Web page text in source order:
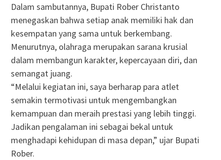
Dalam sambutannya, Bupati Rober Christanto
menegaskan bahwa setiap anak memiliki hak dan
kesempatan yang sama untuk berkembang.
Menurutnya, olahraga merupakan sarana krusial
dalam membangun karakter, kepercayaan diri, dan
semangat juang.
“Melalui kegiatan ini, saya berharap para atlet
semakin termotivasi untuk mengembangkan
kemampuan dan meraih prestasi yang lebih tinggi.
Jadikan pengalaman ini sebagai bekal untuk
menghadapi kehidupan di masa depan,” ujar Bupati
Rober.